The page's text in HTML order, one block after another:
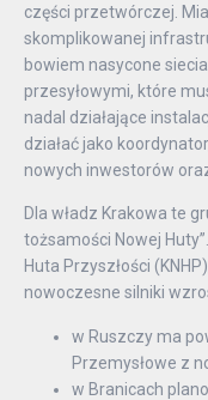
części przetwórczej.
skomplikowanej
bowiem nasycone
przesyłowymi, które
nadal działające
działać jako
nowych inwestorów
Dla władz Krakowa te
tożsamości Nowej
Huta Przyszłości
nowoczesne silniki
w Ruszczy ma
Przemysłowe z
w Branicach